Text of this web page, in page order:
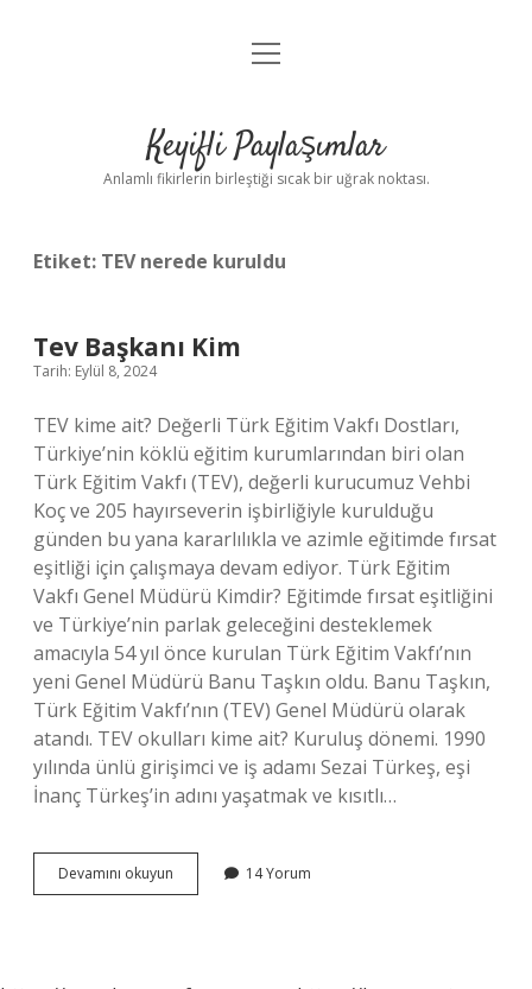
Anasayfa
Yasal Uyarı
menüyü
Keyifli Paylaşımlar
Anlamlı fikirlerin birleştiği sıcak bir uğrak noktası.
Etiket: TEV nerede kuruldu
Tev Başkanı Kim
Tarih: Eylül 8, 2024
TEV kime ait? Değerli Türk Eğitim Vakfı Dostları,
Türkiye’nin köklü eğitim kurumlarından biri olan
Türk Eğitim Vakfı (TEV), değerli kurucumuz Vehbi
Koç ve 205 hayırseverin işbirliğiyle kurulduğu
günden bu yana kararlılıkla ve azimle eğitimde fırsat
eşitliği için çalışmaya devam ediyor. Türk Eğitim
Vakfı Genel Müdürü Kimdir? Eğitimde fırsat eşitliğini
ve Türkiye’nin parlak geleceğini desteklemek
amacıyla 54 yıl önce kurulan Türk Eğitim Vakfı’nın
yeni Genel Müdürü Banu Taşkın oldu. Banu Taşkın,
Türk Eğitim Vakfı’nın (TEV) Genel Müdürü olarak
atandı. TEV okulları kime ait? Kuruluş dönemi. 1990
yılında ünlü girişimci ve iş adamı Sezai Türkeş, eşi
İnanç Türkeş’in adını yaşatmak ve kısıtlı…
Devamını okuyun
Başkanı
14 Yorum